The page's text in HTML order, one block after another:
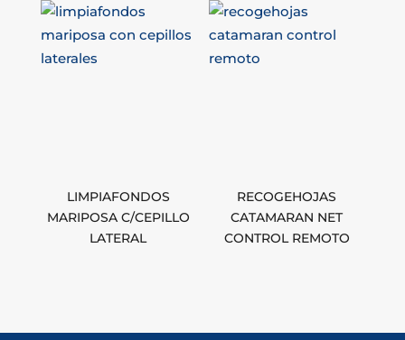
LIMPIAFONDOS
MARIPOSA C/CEPILLO
LATERAL
RECOGEHOJAS
CATAMARAN NET
CONTROL REMOTO